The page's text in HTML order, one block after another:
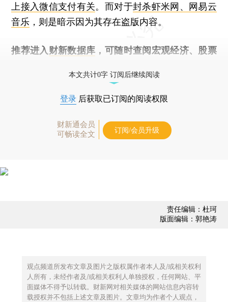
上接入微信支付有关。而对于封杀虾米网、网易云
音乐 ，则是暗示因为其存在盗版内容。
推荐进入 财新数据库 ，可随时查阅宏观经济、股票
本文共计0字 订阅后继续阅读
登录 后获取已订阅的阅读权限
财新通会员
可畅读全文
订阅/会员升级
责任编辑：杜珂
版面编辑：郭艳涛
观点频道所发布文章及图片之版权属作者本人及/或相关权利
人所有，未经作者及/或相关权利人单独授权，任何网站、平
面媒体不得予以转载。财新网对相关媒体的网站信息内容转
载授权并不包括上述文章及图片。文章均为作者个人观点，